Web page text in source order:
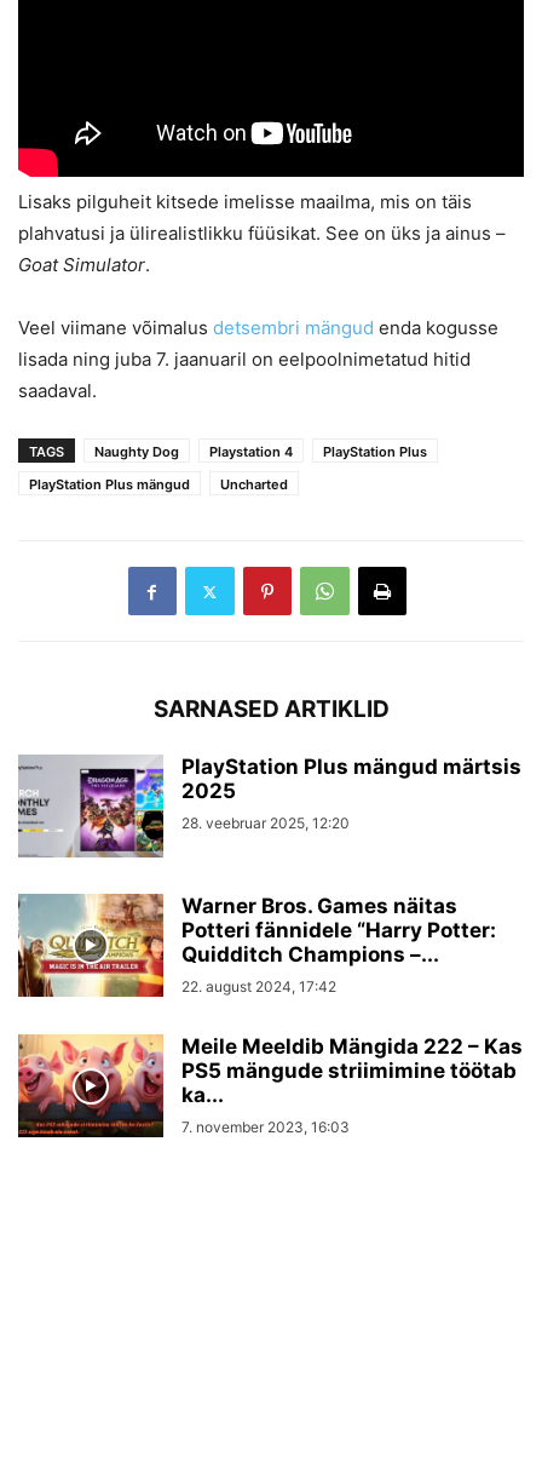
Lisaks pilguheit kitsede imelisse maailma, mis on täis
plahvatusi ja ülirealistlikku füüsikat. See on üks ja ainus –
Goat Simulator.
Veel viimane võimalus detsembri mängud enda kogusse
lisada ning juba 7. jaanuaril on eelpoolnimetatud hitid
saadaval.
TAGS Naughty Dog Playstation 4
PlayStation Plus
PlayStation Plus mängud
Uncharted
SARNASED ARTIKLID
PlayStation Plus mängud märtsis
2025
28. veebruar 2025, 12:20
Warner Bros. Games näitas
Potteri fännidele “Harry Potter:
Quidditch Champions –...
22. august 2024, 17:42
Meile Meeldib Mängida 222 – Kas
PS5 mängude striimimine töötab
ka...
7. november 2023, 16:03